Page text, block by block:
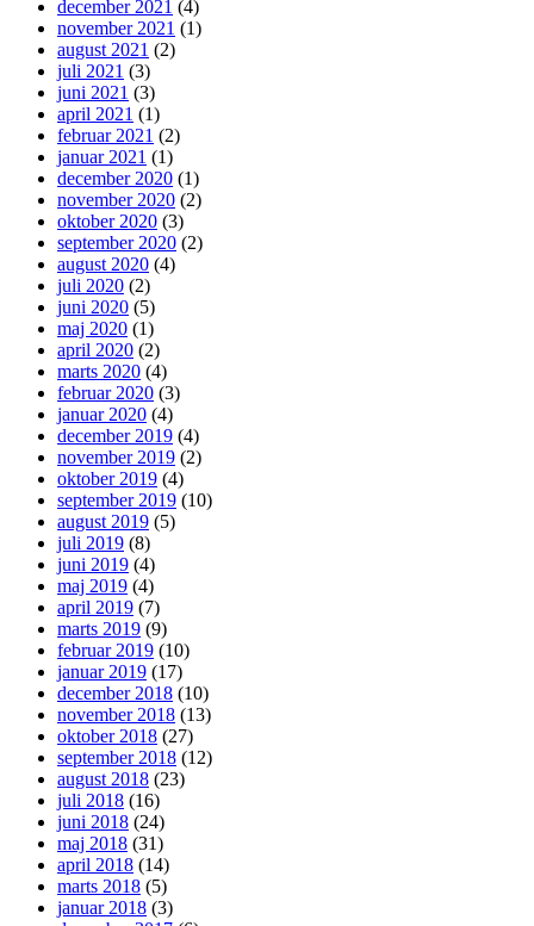
december 2021 (4)
november 2021 (1)
august 2021 (2)
juli 2021 (3)
juni 2021 (3)
april 2021 (1)
februar 2021 (2)
januar 2021 (1)
december 2020 (1)
november 2020 (2)
oktober 2020 (3)
september 2020 (2)
august 2020 (4)
juli 2020 (2)
juni 2020 (5)
maj 2020 (1)
april 2020 (2)
marts 2020 (4)
februar 2020 (3)
januar 2020 (4)
december 2019 (4)
november 2019 (2)
oktober 2019 (4)
september 2019 (10)
august 2019 (5)
juli 2019 (8)
juni 2019 (4)
maj 2019 (4)
april 2019 (7)
marts 2019 (9)
februar 2019 (10)
januar 2019 (17)
december 2018 (10)
november 2018 (13)
oktober 2018 (27)
september 2018 (12)
august 2018 (23)
juli 2018 (16)
juni 2018 (24)
maj 2018 (31)
april 2018 (14)
marts 2018 (5)
januar 2018 (3)